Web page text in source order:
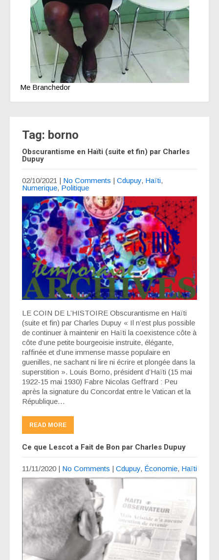
Me Branchedor
Tag: borno
Obscurantisme en Haïti (suite et fin) par Charles
Dupuy
02/10/2021 | No Comments | Cdupuy, Haïti,
Numerique, Politique
LE COIN DE L’HISTOIRE Obscurantisme en Haïti
(suite et fin) par Charles Dupuy « Il n’est plus possible
de continuer à maintenir en Haïti la coexistence côte à
côte d’une petite bourgeoisie instruite, élégante,
raffinée et d’une immense masse populaire en
guenilles, ne sachant ni lire ni écrire et plongée dans la
superstition ». Louis Borno, président d’Haïti (15 mai
1922-15 mai 1930) Fabre Nicolas Geffrard : Peu
après la signature du Concordat entre le Vatican et la
République…
READ MORE
Ce que Lescot a Fait de Bon par Charles Dupuy
11/11/2020 | No Comments | Cdupuy, Économie, Haïti